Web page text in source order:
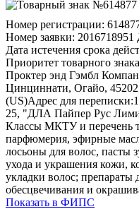
Номер регистрации:
Номер заявки: 2016718951
Дата истечения срока
Приоритет товарного
Проктер энд Гэмбл
Цинциннати, Огайо,
(US)Адрес для переписки:
25, "ДЛА Пайпер Рус
Классы МКТУ и перечень
парфюмерия, эфирные
лосьоны для волос, пасты
ухода и украшения кожи,
укладки волос; препараты
обесцвечивания и
Показать в ФИПС